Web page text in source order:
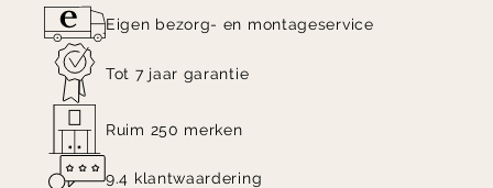
Eigen bezorg- en montageservice
Tot 7 jaar garantie
Ruim 250 merken
9.4 klantwaardering